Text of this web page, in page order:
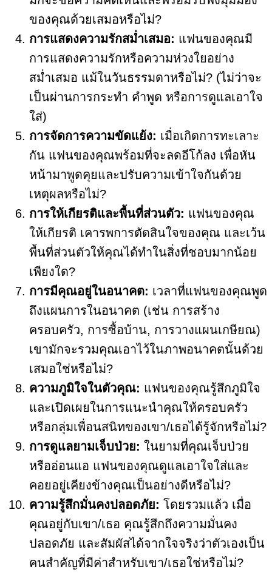
ของคุณด้วยเสมอหรือไม่?
การแสดงความรักสม่ำเสมอ: แฟนของคุณมี
การแสดงความรักหรือความห่วงใยอย่าง
สม่ำเสมอ แม้ในวันธรรมดาหรือไม่? (ไม่ว่าจะ
เป็นผ่านการกระทำ คำพูด หรือการดูแลเอาใจ
ใส่)
การจัดการความขัดแย้ง: เมื่อเกิดการทะเลาะ
กัน แฟนของคุณพร้อมที่จะลดอีโก้ลง เพื่อหัน
หน้ามาพูดคุยและปรับความเข้าใจกันด้วย
เหตุผลหรือไม่?
การให้เกียรติและพื้นที่ส่วนตัว: แฟนของคุณ
ให้เกียรติ เคารพการตัดสินใจของคุณ และเว้น
พื้นที่ส่วนตัวให้คุณได้ทำในสิ่งที่ชอบมากน้อย
เพียงใด?
การมีคุณอยู่ในอนาคต: เวลาที่แฟนของคุณพูด
ถึงแผนการในอนาคต (เช่น การสร้าง
ครอบครัว, การซื้อบ้าน, การวางแผนเกษียณ)
เขามักจะรวมคุณเอาไว้ในภาพอนาคตนั้นด้วย
เสมอใช่หรือไม่?
ความภูมิใจในตัวคุณ: แฟนของคุณรู้สึกภูมิใจ
และเปิดเผยในการแนะนำคุณให้ครอบครัว
หรือกลุ่มเพื่อนสนิทของเขา/เธอได้รู้จักหรือไม่?
การดูแลยามเจ็บป่วย: ในยามที่คุณเจ็บป่วย
หรืออ่อนแอ แฟนของคุณดูแลเอาใจใส่และ
คอยอยู่เคียงข้างคุณเป็นอย่างดีหรือไม่?
ความรู้สึกมั่นคงปลอดภัย: โดยรวมแล้ว เมื่อ
คุณอยู่กับเขา/เธอ คุณรู้สึกถึงความมั่นคง
ปลอดภัย และสัมผัสได้จากใจจริงว่าตัวเองเป็น
คนสำคัญที่มีค่าสำหรับเขา/เธอใช่หรือไม่?